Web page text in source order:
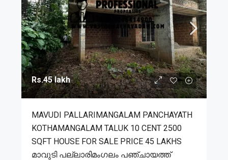
Rs.45 lakh
MAVUDI PALLARIMANGALAM PANCHAYATH
KOTHAMANGALAM TALUK 10 CENT 2500
SQFT HOUSE FOR SALE PRICE 45 LAKHS
മാവുടി പല്ലാരിമംഗലം പഞ്ചായത്ത്